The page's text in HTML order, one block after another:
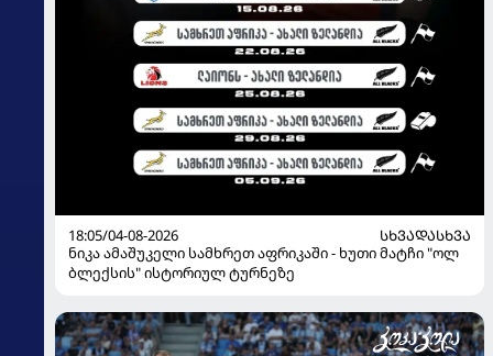
18:05/04-08-2026
ᲡᲮᲕᲐᲓᲐᲡᲮᲕᲐ
ნიკა ამაშუკელი სამხრეთ აფრიკაში - ხუთი მატჩი "ოლ
ბლექსის" ისტორიულ ტურნეზე